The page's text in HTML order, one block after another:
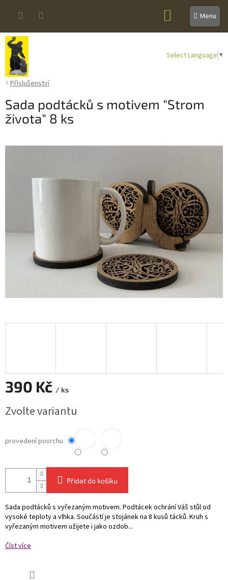
Select Language ▼
NÁKUPNÍ
KOŠÍK
Příslušenství
Sada podtácků s motivem "Strom
života" 8 ks
390 Kč / ks
cena:
Zvolte variantu
provedení povrchu
Přidat do košíku
Sada podtácků s vyřezaným motivem. Podtácek ochrání Váš stůl od
vysoké teploty a vlhka. Součástí je stojánek na 8 kusů tácků. Kruh s
vyřezaným motivem užijete i jako ozdob...
Číst více